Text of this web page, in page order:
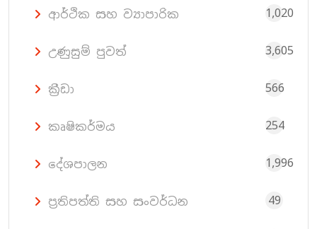
ආර්ථික සහ ව්‍යාපාරික 1,020
උණුසුම් පුවත් 3,605
ක්‍රීඩා 566
කෘෂිකර්මය 254
දේශපාලන 1,996
ප්‍රතිපත්ති සහ සංවර්ධන 49